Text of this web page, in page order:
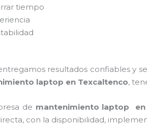
tiempo
resultados confiables y
laptop en Texcaltenco,
de mantenimiento laptop en
con la disponibilidad,